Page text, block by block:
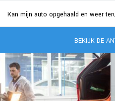
Kan mijn auto opgehaald en weer
BEKIJK DE